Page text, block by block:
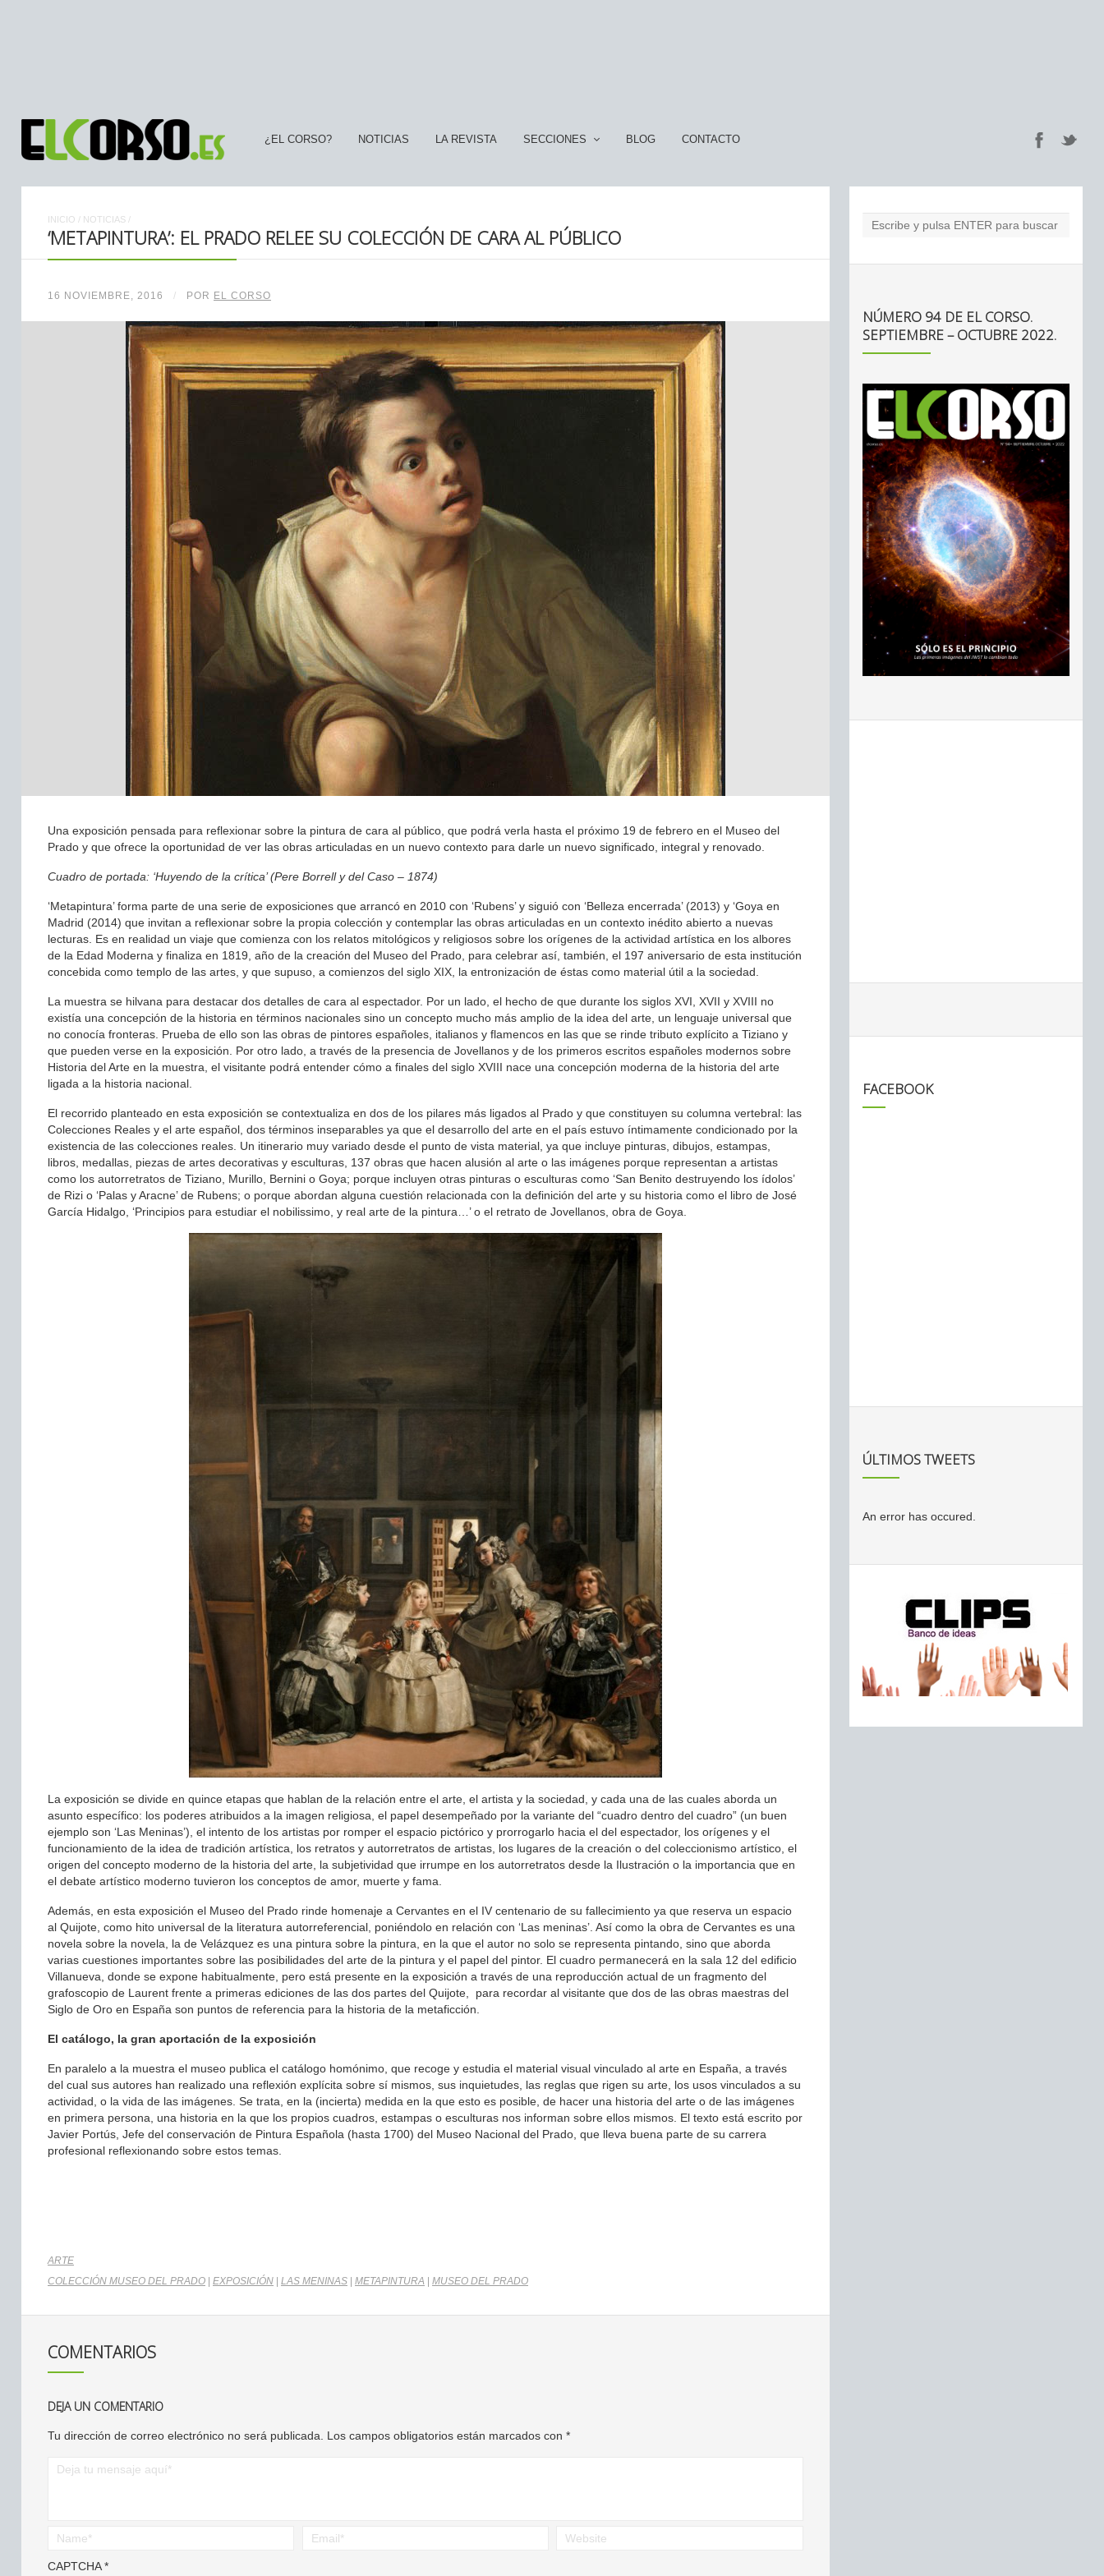
¿EL CORSO? NOTICIAS LA REVISTA SECCIONES BLOG CONTACTO
INICIO / NOTICIAS /
‘METAPINTURA’: EL PRADO RELEE SU COLECCIÓN DE CARA AL PÚBLICO
16 NOVIEMBRE, 2016 / POR EL CORSO
Una exposición pensada para reflexionar sobre la pintura de cara al público, que podrá verla hasta el próximo 19 de febrero en el Museo del
Prado y que ofrece la oportunidad de ver las obras articuladas en un nuevo contexto para darle un nuevo significado, integral y renovado.
Cuadro de portada: ‘Huyendo de la crítica’ (Pere Borrell y del Caso – 1874)
‘Metapintura’ forma parte de una serie de exposiciones que arrancó en 2010 con ‘Rubens’ y siguió con ‘Belleza encerrada’ (2013) y ‘Goya en
Madrid (2014) que invitan a reflexionar sobre la propia colección y contemplar las obras articuladas en un contexto inédito abierto a nuevas
lecturas. Es en realidad un viaje que comienza con los relatos mitológicos y religiosos sobre los orígenes de la actividad artística en los albores
de la Edad Moderna y finaliza en 1819, año de la creación del Museo del Prado, para celebrar así, también, el 197 aniversario de esta institución
concebida como templo de las artes, y que supuso, a comienzos del siglo XIX, la entronización de éstas como material útil a la sociedad.
La muestra se hilvana para destacar dos detalles de cara al espectador. Por un lado, el hecho de que durante los siglos XVI, XVII y XVIII no
existía una concepción de la historia en términos nacionales sino un concepto mucho más amplio de la idea del arte, un lenguaje universal que
no conocía fronteras. Prueba de ello son las obras de pintores españoles, italianos y flamencos en las que se rinde tributo explícito a Tiziano y
que pueden verse en la exposición. Por otro lado, a través de la presencia de Jovellanos y de los primeros escritos españoles modernos sobre
Historia del Arte en la muestra, el visitante podrá entender cómo a finales del siglo XVIII nace una concepción moderna de la historia del arte
ligada a la historia nacional.
El recorrido planteado en esta exposición se contextualiza en dos de los pilares más ligados al Prado y que constituyen su columna vertebral: las
Colecciones Reales y el arte español, dos términos inseparables ya que el desarrollo del arte en el país estuvo íntimamente condicionado por la
existencia de las colecciones reales. Un itinerario muy variado desde el punto de vista material, ya que incluye pinturas, dibujos, estampas,
libros, medallas, piezas de artes decorativas y esculturas, 137 obras que hacen alusión al arte o las imágenes porque representan a artistas
como los autorretratos de Tiziano, Murillo, Bernini o Goya; porque incluyen otras pinturas o esculturas como ‘San Benito destruyendo los ídolos’
de Rizi o ‘Palas y Aracne’ de Rubens; o porque abordan alguna cuestión relacionada con la definición del arte y su historia como el libro de José
García Hidalgo, ‘Principios para estudiar el nobilissimo, y real arte de la pintura…’ o el retrato de Jovellanos, obra de Goya.
La exposición se divide en quince etapas que hablan de la relación entre el arte, el artista y la sociedad, y cada una de las cuales aborda un
asunto específico: los poderes atribuidos a la imagen religiosa, el papel desempeñado por la variante del “cuadro dentro del cuadro” (un buen
ejemplo son ‘Las Meninas’), el intento de los artistas por romper el espacio pictórico y prorrogarlo hacia el del espectador, los orígenes y el
funcionamiento de la idea de tradición artística, los retratos y autorretratos de artistas, los lugares de la creación o del coleccionismo artístico, el
origen del concepto moderno de la historia del arte, la subjetividad que irrumpe en los autorretratos desde la Ilustración o la importancia que en
el debate artístico moderno tuvieron los conceptos de amor, muerte y fama.
Además, en esta exposición el Museo del Prado rinde homenaje a Cervantes en el IV centenario de su fallecimiento ya que reserva un espacio
al Quijote, como hito universal de la literatura autorreferencial, poniéndolo en relación con ‘Las meninas’. Así como la obra de Cervantes es una
novela sobre la novela, la de Velázquez es una pintura sobre la pintura, en la que el autor no solo se representa pintando, sino que aborda
varias cuestiones importantes sobre las posibilidades del arte de la pintura y el papel del pintor. El cuadro permanecerá en la sala 12 del edificio
Villanueva, donde se expone habitualmente, pero está presente en la exposición a través de una reproducción actual de un fragmento del
grafoscopio de Laurent frente a primeras ediciones de las dos partes del Quijote, para recordar al visitante que dos de las obras maestras del
Siglo de Oro en España son puntos de referencia para la historia de la metaficción.
El catálogo, la gran aportación de la exposición
En paralelo a la muestra el museo publica el catálogo homónimo, que recoge y estudia el material visual vinculado al arte en España, a través
del cual sus autores han realizado una reflexión explícita sobre sí mismos, sus inquietudes, las reglas que rigen su arte, los usos vinculados a su
actividad, o la vida de las imágenes. Se trata, en la (incierta) medida en la que esto es posible, de hacer una historia del arte o de las imágenes
en primera persona, una historia en la que los propios cuadros, estampas o esculturas nos informan sobre ellos mismos. El texto está escrito por
Javier Portús, Jefe del conservación de Pintura Española (hasta 1700) del Museo Nacional del Prado, que lleva buena parte de su carrera
profesional reflexionando sobre estos temas.
ARTE
COLECCIÓN MUSEO DEL PRADO
EXPOSICIÓN LAS MENINAS METAPINTURA MUSEO DEL PRADO
COMENTARIOS
DEJA UN COMENTARIO
Tu dirección de correo electrónico no será publicada. Los campos obligatorios están marcados con *
CAPTCHA*
NÚMERO 94 DE EL CORSO.
SEPTIEMBRE – OCTUBRE 2022.
FACEBOOK
ÚLTIMOS TWEETS
An error has occured.